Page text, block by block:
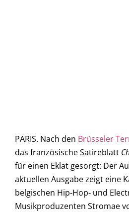
PARIS. Nach den Brüsseler
das französische Satireblatt
für einen Eklat gesorgt: Der
aktuellen Ausgabe zeigt eine
belgischen Hip-Hop- und
Musikproduzenten Stromae